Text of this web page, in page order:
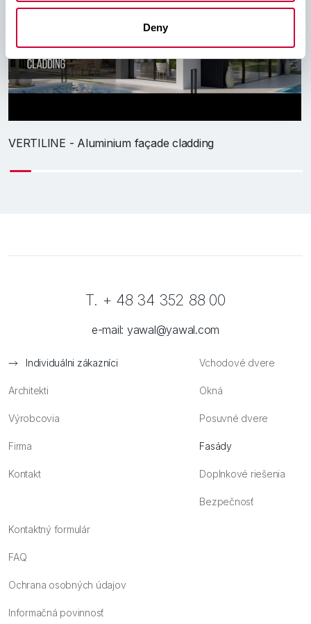
Deny
VERTILINE - Aluminium façade cladding
Individuálni zákazníci
Architekti
Výrobcovia
Firma
Kontakt
Vchodové dvere
Okná
Posuvné dvere
Fasády
Doplnkové riešenia
Bezpečnosť
Kontaktný formulár
FAQ
Ochrana osobných údajov
Informačná povinnosť
T. + 48 34 352 88 00
e-mail: yawal@yawal.com